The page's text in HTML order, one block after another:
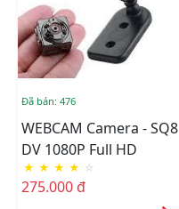
Đã bán: 476
WEBCAM Camera - SQ8
DV 1080P Full HD
★ ★ ★ ★ ☆
275.000 đ